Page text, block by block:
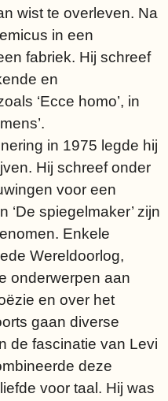
wist te overleven. Na
in een
fabriek. Hij schreef
en
‘Ecce homo’, in
in 1975 legde hij
Hij schreef onder
voor een
‘De spiegelmaker’ zijn
Enkele
Wereldoorlog,
onderwerpen aan
en over het
gaan diverse
de fascinatie van Levi
deze
voor taal. Hij was